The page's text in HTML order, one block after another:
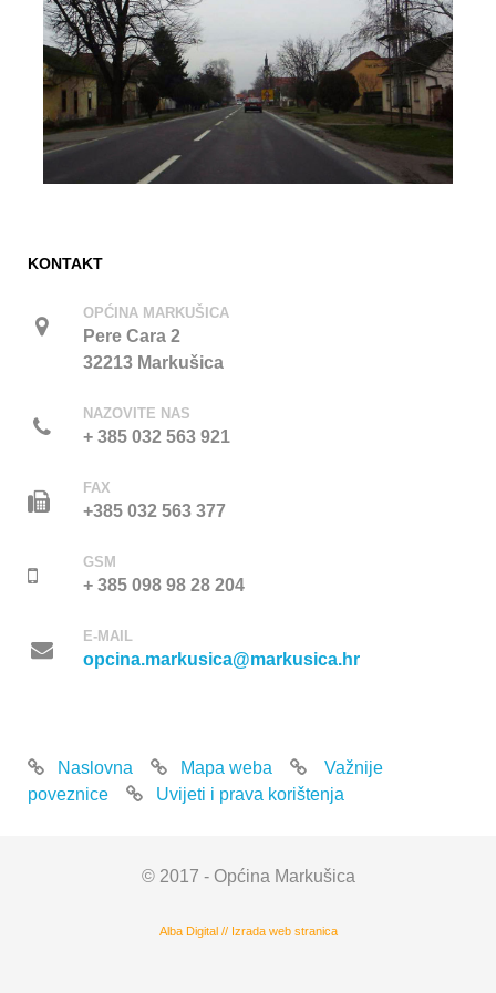
KONTAKT
OPĆINA MARKUŠICA
Pere Cara 2
32213 Markušica
NAZOVITE NAS
+ 385 032 563 921
FAX
+385 032 563 377
GSM
+ 385 098 98 28 204
E-MAIL
opcina.markusica@markusica.hr
Naslovna Mapa weba
Važnije
poveznice
Uvijeti i prava korištenja
© 2017 - Općina Markušica
Alba Digital // Izrada web stranica